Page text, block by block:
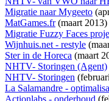
Migratie naar Mygeeto
MatGames.fr(maart 2013)
Migratie Fuzzy Faces
Wijnhuis.net - restyle
Ster in de Horeca (maart
NHTV- Storingen (Agent)
NHTV- Storingen
La Salamandre -